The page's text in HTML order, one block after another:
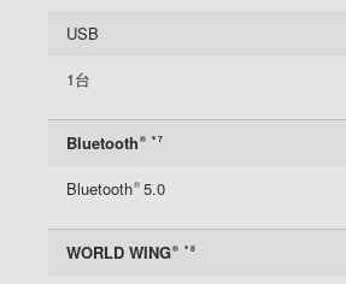
USB
1台
Bluetooth ® ＊7
Bluetooth® 5.0
WORLD WING® ＊8